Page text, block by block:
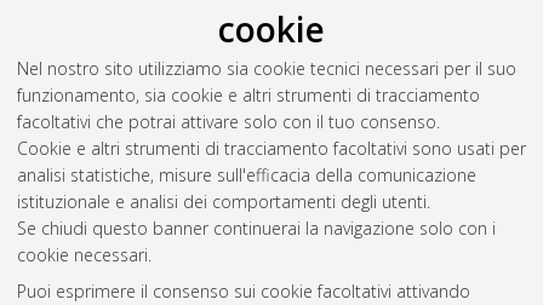
cookie
Nel nostro sito utilizziamo sia cookie tecnici necessari per il suo
funzionamento, sia cookie e altri strumenti di tracciamento
facoltativi che potrai attivare solo con il tuo consenso.
Cookie e altri strumenti di tracciamento facoltativi sono usati per
analisi statistiche, misure sull'efficacia della comunicazione
istituzionale e analisi dei comportamenti degli utenti.
Se chiudi questo banner continuerai la navigazione solo con i
cookie necessari.
Puoi esprimere il consenso sui cookie facoltativi attivando
Sarti, Valeria(2020)Il Teorema di Blind-Mani-Kalai sui
politopi semplici.[Laurea], Università di Bologna, Corso di
Studio inMatematica [L-DM270]
Questa lista e' stata generata ilFri Aug 7 12:43:08 2026 CEST
Atom